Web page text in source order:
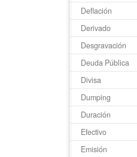
Deflación
Derivado
Desgravación
Deuda Pública
Divisa
Dumping
Duración
Efectivo
Emisión